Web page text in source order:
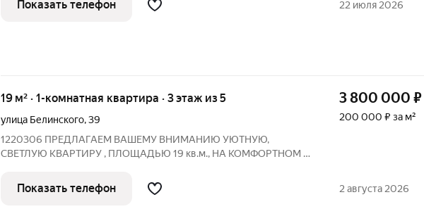
свободные дороги
Показать телефон 22 июля 2026
19 м² · 1-комнатная квартира · 3 этаж из 5
улица Белинского,39
1220306 ПРЕДЛАГАЕМ ВАШЕМУ ВНИМАНИЮ УЮТНУЮ,
СВЕТЛУЮ КВАРТИРУ , ПЛОЩАДЬЮ 19 кв.м., НА КОМФОРТНОМ 3
собирать не надо!!! В квартире выполнен свежий ремонт, окно
пластиковое, натяжные потолки.
3 800 000 ₽
200 000 ₽ за м²
Показать телефон 2 августа 2026